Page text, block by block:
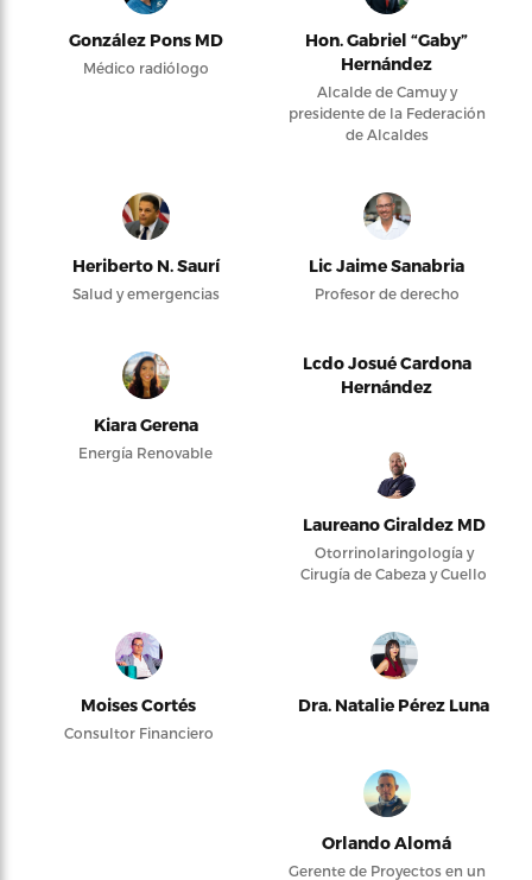
González Pons MD
Médico radiólogo
Hon. Gabriel “Gaby”
Hernández
Alcalde de Camuy y
presidente de la Federación
de Alcaldes
Heriberto N. Saurí
Salud y emergencias
Lic Jaime Sanabria
Profesor de derecho
Kiara Gerena
Energía Renovable
Lcdo Josué Cardona
Hernández
Laureano Giraldez MD
Otorrinolaringología y
Cirugía de Cabeza y Cuello
Moises Cortés
Consultor Financiero
Dra. Natalie Pérez Luna
Orlando Alomá
Gerente de Proyectos en un